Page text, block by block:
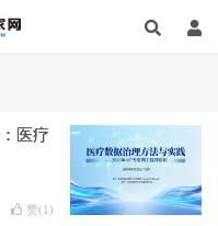
医疗
赞(1 )